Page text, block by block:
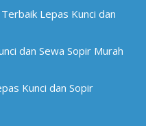
Lepas Kunci dan
dan Sewa Sopir Murah
Kunci dan Sopir